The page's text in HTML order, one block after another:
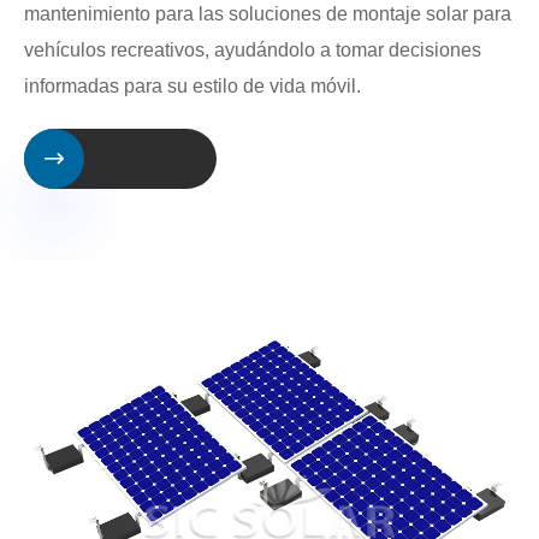
mantenimiento para las soluciones de montaje solar para
vehículos recreativos, ayudándolo a tomar decisiones
informadas para su estilo de vida móvil.
